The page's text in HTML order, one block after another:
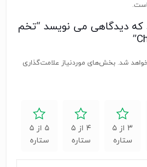
که دیدگاهی می نویسد “تخم
شد. بخش‌های موردنیاز علامت‌گذاری
۳ از ۵
ستاره
۴ از ۵
ستاره
۵ از ۵
ستاره